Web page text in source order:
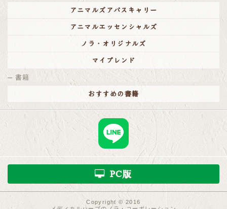
アニマルズアパスキャリー
アニマルエッセンシャルズ
ノラ・オリジナルズ
マイブレンド
書籍
おすすめの書籍
PC版
Copyright © 2016